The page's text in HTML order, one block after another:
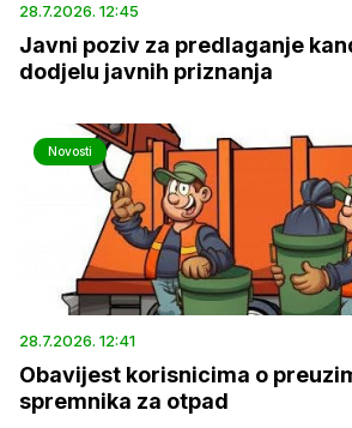
28.7.2026. 12:45
Javni poziv za predlaganje
dodjelu javnih priznanja
Novosti
28.7.2026. 12:41
Obavijest korisnicima o
spremnika za otpad